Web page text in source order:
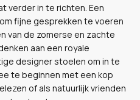
verder in te richten. Een
fijne gesprekken te voeren
van de zomerse en zachte
aan een royale
designer stoelen om in te
te beginnen met een kop
of als natuurlijk vrienden